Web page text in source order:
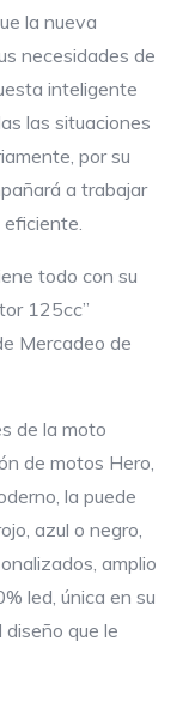
la nueva
necesidades de
inteligente
las situaciones
por su
a trabajar
todo con su
125cc”
Mercadeo de
de la moto
de motos Hero,
la puede
azul o negro,
amplio
led, única en su
que le